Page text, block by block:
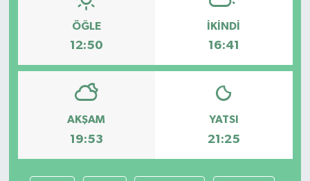
ÖĞLE
12:50
İKINDI
16:41
AKŞAM
19:53
YATSI
21:25